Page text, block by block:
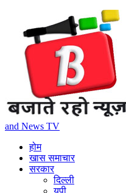
and News TV
होम
खास समाचार
सरकार
दिल्ली
यूपी